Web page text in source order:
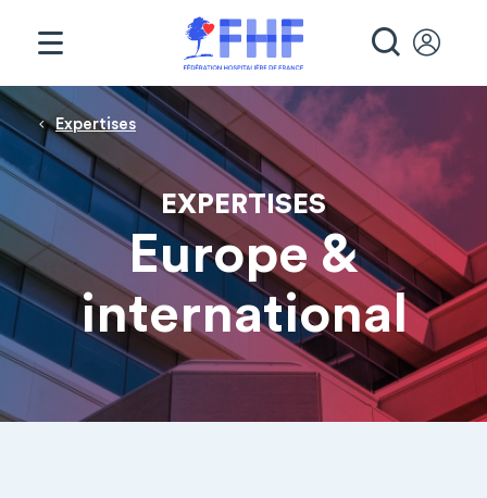
Fil d'Ariane
Expertises
EXPERTISES
Europe &
international
Panneau de gestion des cookies